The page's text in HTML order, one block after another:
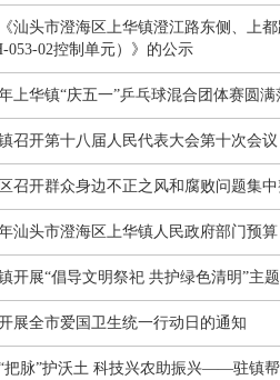
汕头市澄海区上华镇澄江路东侧、上
053-02控制单元）》的公示
上华镇“庆五一”乒乓球混合团体赛圆满
召开第十八届人民代表大会第十次会议
召开群众身边不正之风和腐败问题集
汕头市澄海区上华镇人民政府部门预算
开展“倡导文明祭祀 共护绿色清明”主
展全市爱国卫生统一行动日的通知
把脉”护沃土 科技兴农助振兴——驻镇